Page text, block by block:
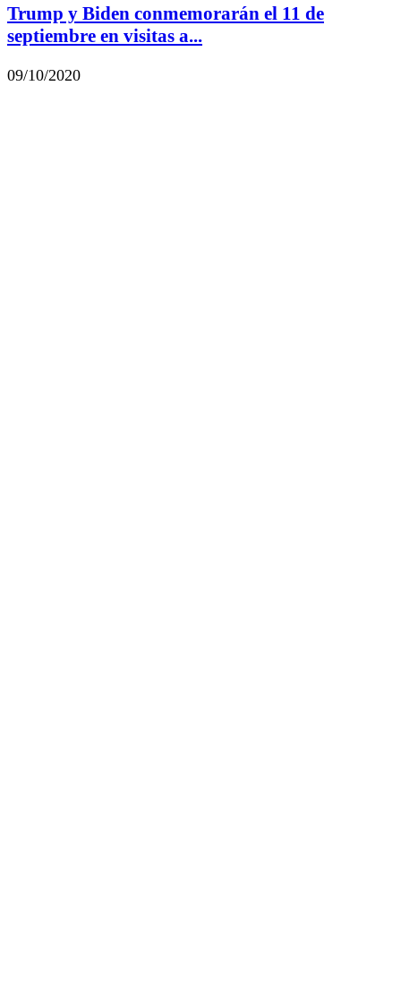
Trump y Biden conmemorarán el 11 de
septiembre en visitas a...
09/10/2020